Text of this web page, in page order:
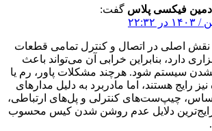
ادمین فیکسی پلاس گفت:
نقش اصلی در اتصال و کنترل تمامی قطعات
دارد، بنابراین خرابی آن می‌تواند باعث
سیستم شود. هرچند مشکلات پاور، رم یا
نیز رایج هستند، اما مادربرد به دلیل مدارهای
چیپ‌ست‌های کنترلی و پل‌های ارتباطی،
دلایل عدم روشن شدن کیس محسوب